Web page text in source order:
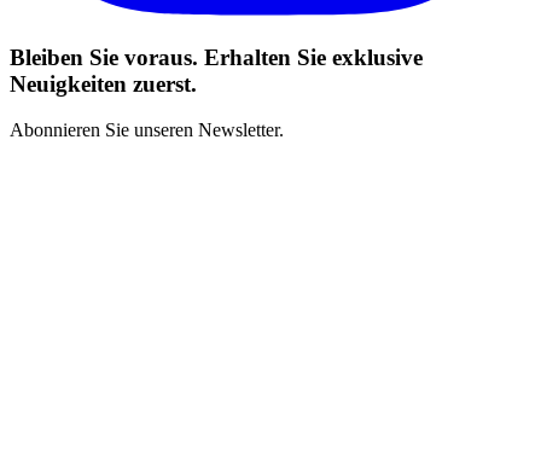
Bleiben Sie voraus. Erhalten Sie exklusive
Neuigkeiten zuerst.
Abonnieren Sie unseren Newsletter.